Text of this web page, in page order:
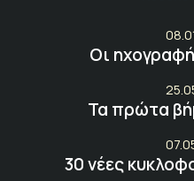
Οι
Τα πρώτα
30 νέες